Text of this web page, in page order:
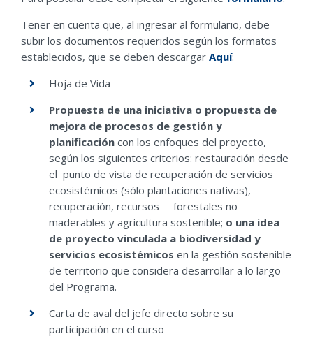
Tener en cuenta que, al ingresar al formulario, debe
subir los documentos requeridos según los formatos
establecidos, que se deben descargar Aquí:
Hoja de Vida
Propuesta de una iniciativa o propuesta de
mejora de procesos de gestión y
planificación con los enfoques del proyecto,
según los siguientes criterios: restauración desde
el punto de vista de recuperación de servicios
ecosistémicos (sólo plantaciones nativas),
recuperación, recursos forestales no
maderables y agricultura sostenible; o una idea
de proyecto vinculada a biodiversidad y
servicios ecosistémicos en la gestión sostenible
de territorio que considera desarrollar a lo largo
del Programa.
Carta de aval del jefe directo sobre su
participación en el curso